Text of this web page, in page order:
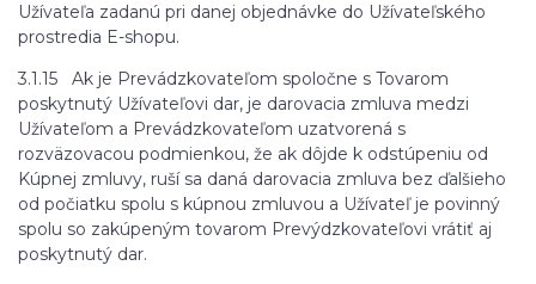
Užívateľa zadanú pri danej objednávke do Užívateľského
prostredia E-shopu.
3.1.15 Ak je Prevádzkovateľom spoločne s Tovarom
poskytnutý Užívateľovi dar, je darovacia zmluva medzi
Užívateľom a Prevádzkovateľom uzatvorená s
rozväzovacou podmienkou, že ak dôjde k odstúpeniu od
Kúpnej zmluvy, ruší sa daná darovacia zmluva bez ďalšieho
od počiatku spolu s kúpnou zmluvou a Užívateľ je povinný
spolu so zakúpeným tovarom Prevýdzkovateľovi vrátiť aj
poskytnutý dar.